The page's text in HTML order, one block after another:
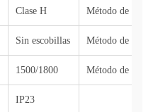
Clase H Método de
Sin escobillas Método de
1500/1800 Método de
IP23